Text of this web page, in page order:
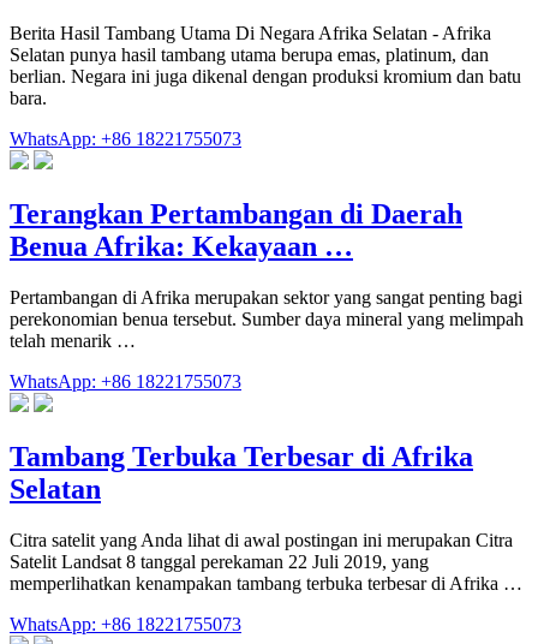
Berita Hasil Tambang Utama Di Negara Afrika Selatan - Afrika
Selatan punya hasil tambang utama berupa emas, platinum, dan
berlian. Negara ini juga dikenal dengan produksi kromium dan batu
bara.
WhatsApp: +86 18221755073
Terangkan Pertambangan di Daerah
Benua Afrika: Kekayaan …
Pertambangan di Afrika merupakan sektor yang sangat penting bagi
perekonomian benua tersebut. Sumber daya mineral yang melimpah
telah menarik …
WhatsApp: +86 18221755073
Tambang Terbuka Terbesar di Afrika
Selatan
Citra satelit yang Anda lihat di awal postingan ini merupakan Citra
Satelit Landsat 8 tanggal perekaman 22 Juli 2019, yang
memperlihatkan kenampakan tambang terbuka terbesar di Afrika …
WhatsApp: +86 18221755073